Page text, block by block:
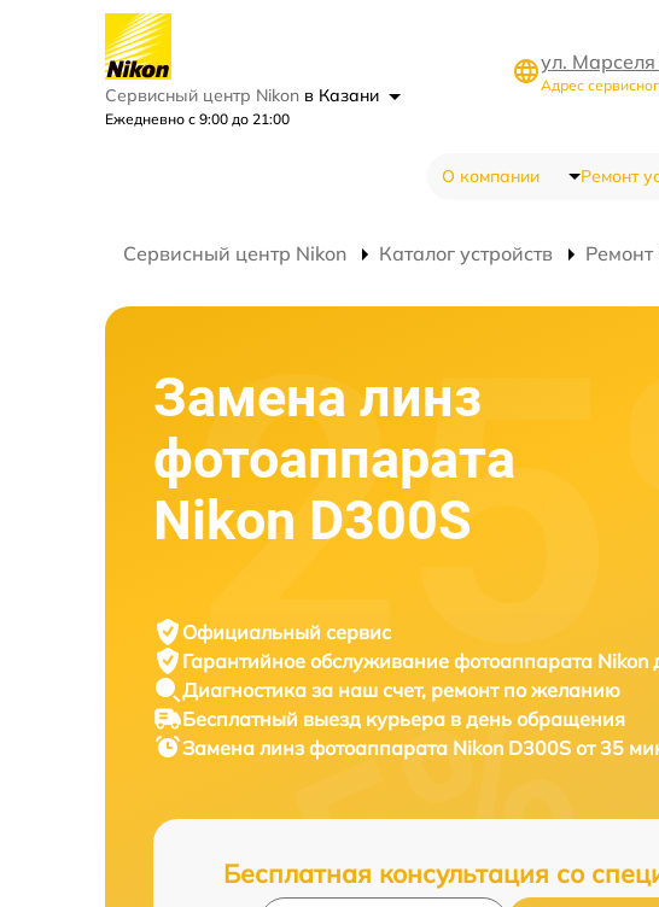
Сервисный центр Nikon в Казани
Ежедневно с 9:00 до 21:00
ул.
Адрес
О компании Ремонт
Сервисный центр Nikon Каталог устройств
Замена линз
фотоаппарата
Nikon D300S
Официальный сервис
Гарантийное обслуживание фотоаппарата Nikon
Диагностика за наш счет, ремонт по желанию
Бесплатный выезд курьера в день обращения
Замена линз фотоаппарата Nikon D300S от 35
Бесплатная консультация со